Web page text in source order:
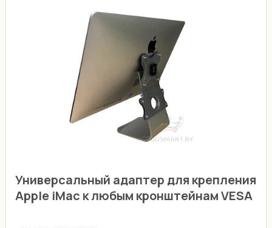
Универсальный адаптер для крепления
Apple iMac к любым кронштейнам VESA